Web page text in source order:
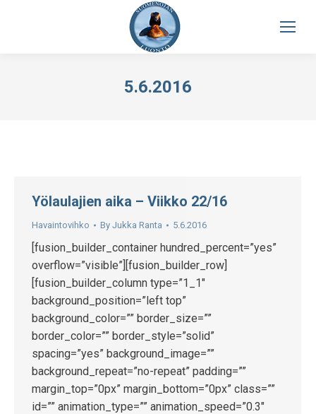
5.6.2016
Yölaulajien aika – Viikko 22/16
Havaintovihko By Jukka Ranta 5.6.2016
[fusion_builder_container hundred_percent=”yes”
overflow=”visible”][fusion_builder_row]
[fusion_builder_column type=”1_1″
background_position=”left top”
background_color=”” border_size=””
border_color=”” border_style=”solid”
spacing=”yes” background_image=””
background_repeat=”no-repeat” padding=””
margin_top=”0px” margin_bottom=”0px” class=””
id=”” animation_type=”” animation_speed=”0.3″